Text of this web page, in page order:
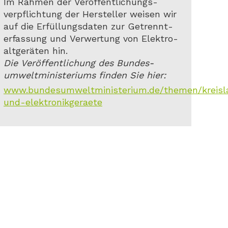
verpflichtung der Hersteller weisen wir
auf die Erfüllungsdaten zur Getrennt-
erfassung und Verwertung von Elektro-
altgeräten hin.
Die Veröffentlichung des Bundes-
umweltministeriums finden Sie hier:
www.bundesumweltministerium.de/themen/
und-elektronikgeraete